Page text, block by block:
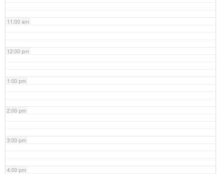
11:00 am
12:00 pm
1:00 pm
2:00 pm
3:00 pm
4:00 pm